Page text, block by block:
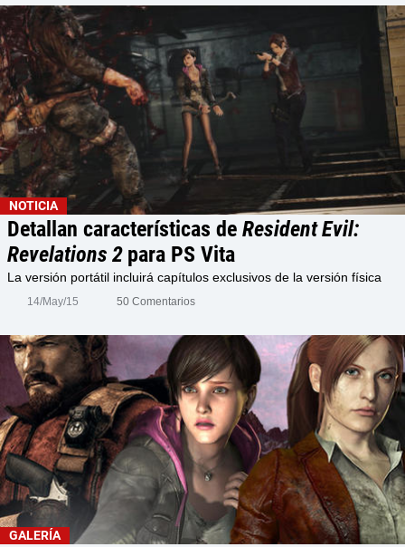
NOTICIA
Detallan características de Resident Evil:
Revelations 2 para PS Vita
La versión portátil incluirá capítulos exclusivos de la versión física
14/May/15 50 Comentarios
GALERÍA